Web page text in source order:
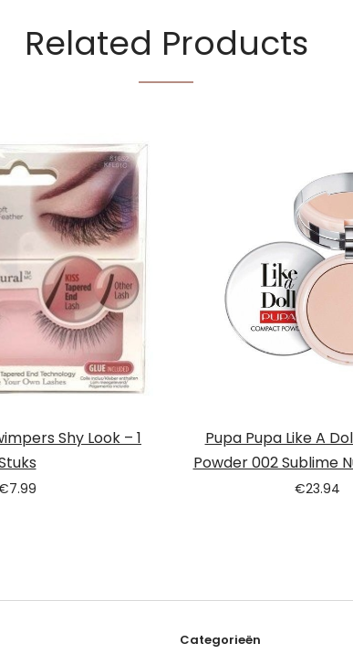
Related Products
Shy Look – 1
7.99
Pupa Pupa Like A
Powder 002 Sublime
€23.94
Categorieën